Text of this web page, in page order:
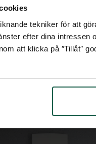
tekniker för att
efter dina intressen
att klicka på ″Tillåt″